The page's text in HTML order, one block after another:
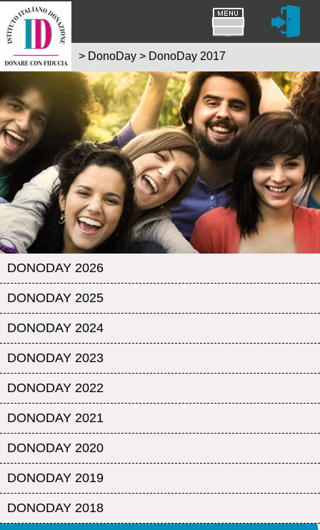
DONODAY 2026
DONODAY 2025
DONODAY 2024
DONODAY 2023
DONODAY 2022
DONODAY 2021
DONODAY 2020
DONODAY 2019
DONODAY 2018
> DonoDay > DonoDay 2017